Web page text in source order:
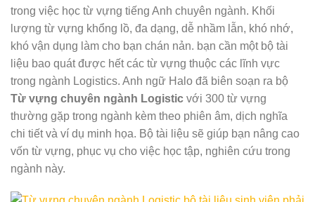
trong việc học từ vựng tiếng Anh chuyên ngành. Khối
lượng từ vựng khổng lồ, đa dạng, dễ nhầm lẫn, khó nhớ,
khó vận dụng làm cho bạn chán nản. bạn cần một bộ tài
liệu bao quát được hết các từ vựng thuộc các lĩnh vực
trong ngành Logistics. Anh ngữ Halo đã biên soạn ra bộ
Từ vựng chuyên ngành Logistic với 300 từ vựng
thường gặp trong ngành kèm theo phiên âm, dịch nghĩa
chi tiết và ví dụ minh họa. Bộ tài liệu sẽ giúp bạn nâng cao
vốn từ vựng, phục vụ cho việc học tập, nghiên cứu trong
ngành này.